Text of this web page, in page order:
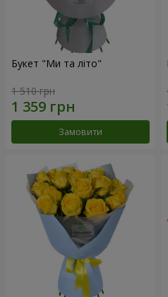
Букет "Ми та літо"
1 510 грн
Замовити